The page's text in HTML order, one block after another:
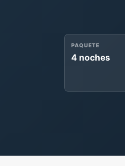
PAQUETE
4 noches